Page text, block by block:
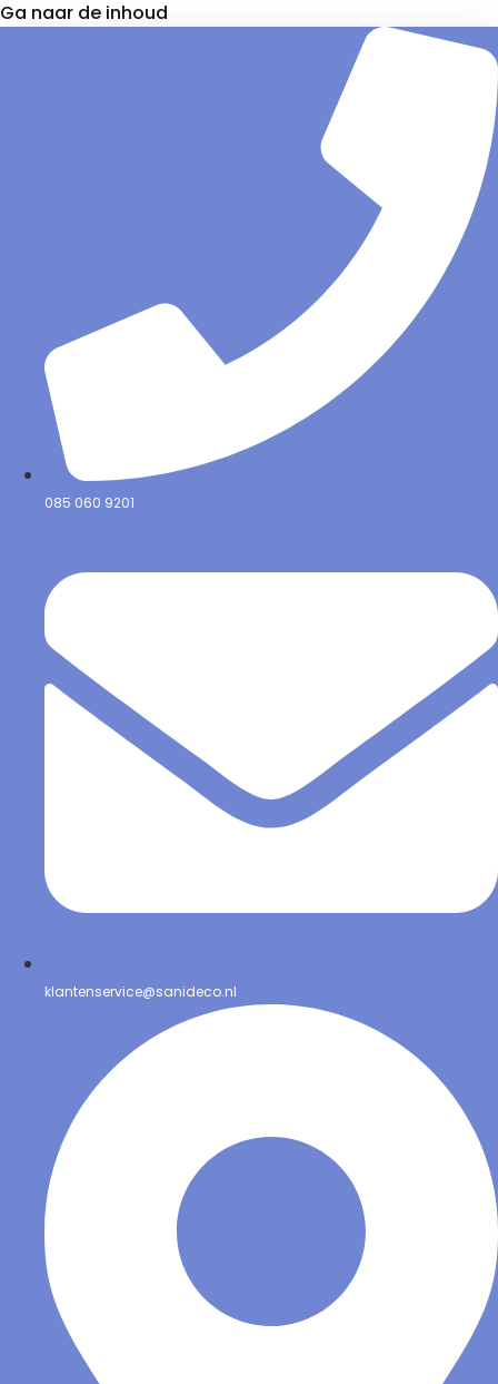
Ga naar de inhoud
085 060 9201
klantenservice@sanideco.nl